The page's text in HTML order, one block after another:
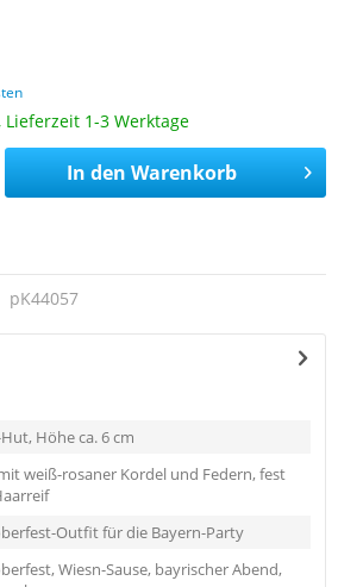
1-3 Werktage
In den Warenkorb
pK44057
Höhe ca. 6 cm
weiß-rosaner Kordel und Federn, fest
Outfit für die Bayern-Party
Wiesn-Sause, bayrischer Abend,